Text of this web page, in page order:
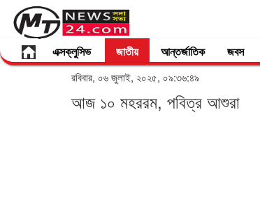
এক্সক্লুসিভ জাতীয় আন্তর্জাতিক জবস
রবিবার, ০৬ জুলাই, ২০২৫, ০৯:৩৬:৪৯
আজ ১০ মহররম, পবিত্র আশুরা